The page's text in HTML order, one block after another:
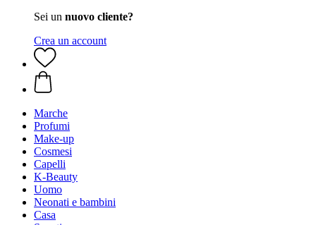
Sei un nuovo cliente?
Crea un account
Marche
Profumi
Make-up
Cosmesi
Capelli
K-Beauty
Uomo
Neonati e bambini
Casa